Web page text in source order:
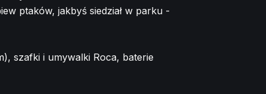
ptaków, jakbyś siedział w parku -
szafki i umywalki Roca, baterie